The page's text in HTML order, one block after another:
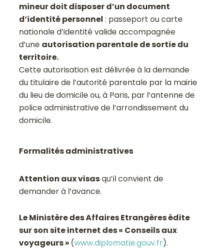
mineur doit disposer d’un document
d’identité personnel : passeport ou carte
nationale d’identité valide accompagnée
d’une autorisation parentale de sortie du
territoire.
Cette autorisation est délivrée à la demande
du titulaire de l’autorité parentale par la mairie
du lieu de domicile ou, à Paris, par l’antenne de
police administrative de l’arrondissement du
domicile.
Formalités administratives
Attention aux visasqu’il convient de
demander à l’avance.
Le Ministère des Affaires Etrangères édite
sur son site internet des « Conseils aux
voyageurs » (www.diplomatie.gouv.fr).